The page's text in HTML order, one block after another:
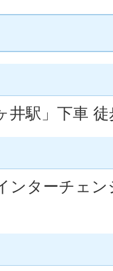
井駅」下車 徒
ンターチェ